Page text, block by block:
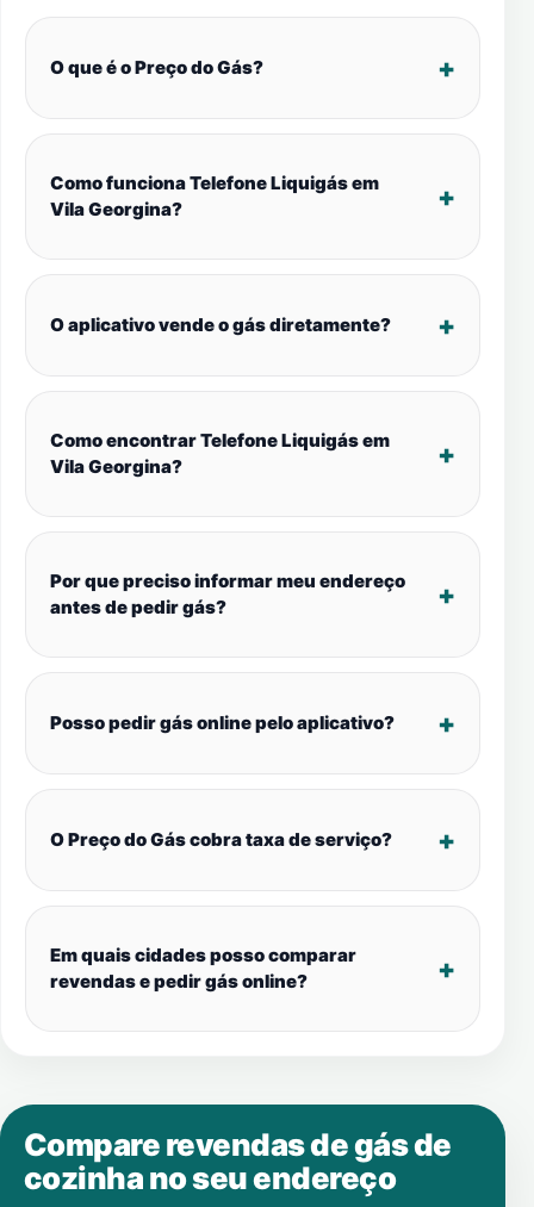
O que é o Preço do Gás?
Como funciona Telefone Liquigás em
Vila Georgina?
O aplicativo vende o gás diretamente?
Como encontrar Telefone Liquigás em
Vila Georgina?
Por que preciso informar meu endereço
antes de pedir gás?
Posso pedir gás online pelo aplicativo?
O Preço do Gás cobra taxa de serviço?
Em quais cidades posso comparar
revendas e pedir gás online?
Compare revendas de gás de
cozinha no seu endereço